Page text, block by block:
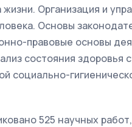
Организация и
Основы
правовые основы
состояния здоровья
социально-
525 научных